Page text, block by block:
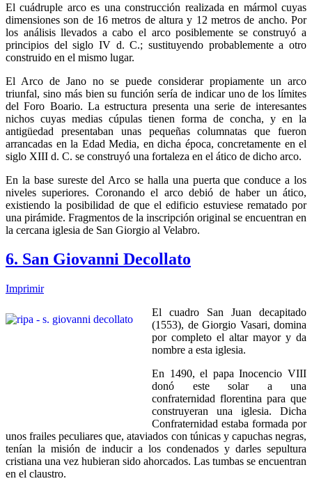
El cuádruple arco es una construcción realizada en mármol cuyas
dimensiones son de 16 metros de altura y 12 metros de ancho. Por
los análisis llevados a cabo el arco posiblemente se construyó a
principios del siglo IV d. C.; sustituyendo probablemente a otro
construido en el mismo lugar.
El Arco de Jano no se puede considerar propiamente un arco
triunfal, sino más bien su función sería de indicar uno de los límites
del Foro Boario. La estructura presenta una serie de interesantes
nichos cuyas medias cúpulas tienen forma de concha, y en la
antigüedad presentaban unas pequeñas columnatas que fueron
arrancadas en la Edad Media, en dicha época, concretamente en el
siglo XIII d. C. se construyó una fortaleza en el ático de dicho arco.
En la base sureste del Arco se halla una puerta que conduce a los
niveles superiores. Coronando el arco debió de haber un ático,
existiendo la posibilidad de que el edificio estuviese rematado por
una pirámide. Fragmentos de la inscripción original se encuentran en
la cercana iglesia de San Giorgio al Velabro.
6. San Giovanni Decollato
Imprimir
El cuadro San Juan decapitado
(1553), de Giorgio Vasari, domina
por completo el altar mayor y da
nombre a esta iglesia.
En 1490, el papa Inocencio VIII
donó este solar a una
confraternidad florentina para que
construyeran una iglesia. Dicha
Confraternidad estaba formada por
unos frailes peculiares que, ataviados con túnicas y capuchas negras,
tenían la misión de inducir a los condenados y darles sepultura
cristiana una vez hubieran sido ahorcados. Las tumbas se encuentran
en el claustro.